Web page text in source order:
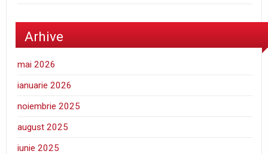
Arhive
mai 2026
ianuarie 2026
noiembrie 2025
august 2025
iunie 2025